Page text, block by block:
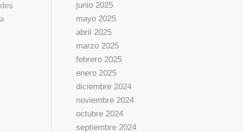
junio 2025
mayo 2025
abril 2025
marzo 2025
febrero 2025
enero 2025
diciembre 2024
noviembre 2024
octubre 2024
septiembre 2024